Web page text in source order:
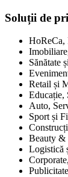
Soluții de
HoReCa,
Sănătate
Retail și
Educație,
Auto,
Sport și
Beauty &
Logistică